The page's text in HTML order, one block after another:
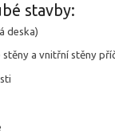
stavby:
deska)
stěny a vnitřní stěny